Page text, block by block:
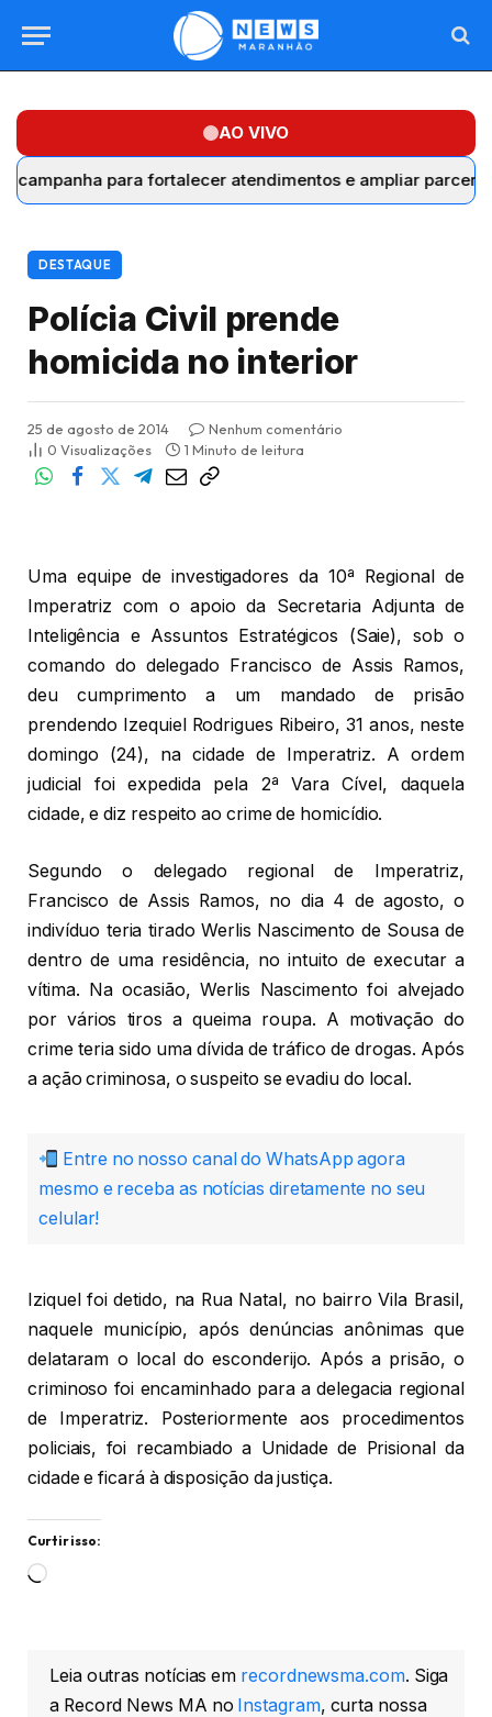
AO VIVO
para fortalecer atendimentos e ampliar parcerias com
DESTAQUE
Polícia Civil prende
homicida no interior
25 de agosto de 2014
Nenhum comentário
0 Visualizações 1 Minuto de leitura
Uma equipe de investigadores da 10ª Regional de
Imperatriz com o apoio da Secretaria Adjunta de
Inteligência e Assuntos Estratégicos (Saie), sob o
comando do delegado Francisco de Assis Ramos,
deu cumprimento a um mandado de prisão
prendendo Izequiel Rodrigues Ribeiro, 31 anos, neste
domingo (24), na cidade de Imperatriz. A ordem
judicial foi expedida pela 2ª Vara Cível, daquela
cidade, e diz respeito ao crime de homicídio.
Segundo o delegado regional de Imperatriz,
Francisco de Assis Ramos, no dia 4 de agosto, o
indivíduo teria tirado Werlis Nascimento de Sousa de
dentro de uma residência, no intuito de executar a
vítima. Na ocasião, Werlis Nascimento foi alvejado
por vários tiros a queima roupa. A motivação do
crime teria sido uma dívida de tráfico de drogas. Após
a ação criminosa, o suspeito se evadiu do local.
Entre no nosso canal do WhatsApp agora
mesmo e receba as notícias diretamente no seu
celular!
Iziquel foi detido, na Rua Natal, no bairro Vila Brasil,
naquele município, após denúncias anônimas que
delataram o local do esconderijo. Após a prisão, o
criminoso foi encaminhado para a delegacia regional
de Imperatriz. Posteriormente aos procedimentos
policiais, foi recambiado a Unidade de Prisional da
cidade e ficará à disposição da justiça.
Curtir isso:
Carregando...
Leia outras notícias em recordnewsma.com. Siga
a Record News MA no Instagram, curta nossa